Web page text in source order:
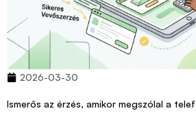
2026-03-30
Ismerős az érzés, amikor megszólal a